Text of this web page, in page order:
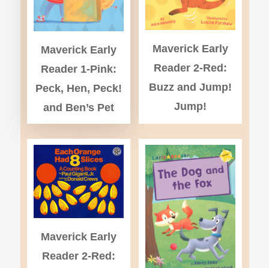
Maverick Early
Reader 1-Pink:
Peck, Hen, Peck!
and Ben’s Pet
Maverick Early
Reader 2-Red:
Buzz and Jump!
Jump!
Maverick Early
Reader 2-Red: